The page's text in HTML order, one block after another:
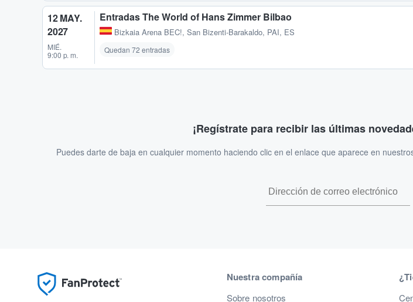
12 MAY.
2027
MIÉ.
9:00 p. m.
Entradas The World of Hans Zimmer Bilbao
Bizkaia Arena BEC!, San Bizenti-Barakaldo, PAI, ES
Quedan 72 entradas
¡Regístrate para recibir las últimas
Puedes darte de baja en cualquier momento haciendo clic en el enlace que aparece en
Nuestra compañía
Sobre nosotros